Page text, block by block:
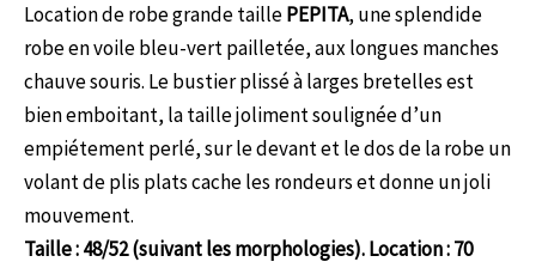
Location de robe grande taillePEPITA, une splendide
robe en voile bleu-vert pailletée, aux longues manches
chauve souris. Le bustier plissé à larges bretelles est
bien emboitant, la taille joliment soulignée d’un
empiétement perlé, sur le devant et le dos de la robe un
volant de plis plats cache les rondeurs et donne un joli
mouvement.
Taille : 48/52 (suivant les morphologies). Location : 70